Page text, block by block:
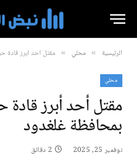
الرئيسية » محلي » مقتل أحد أبرز قادة
محلي
مقتل أحد أبرز قادة
بمحافظة غلغدود
نوفمبر 25, 2025 2 دقائق